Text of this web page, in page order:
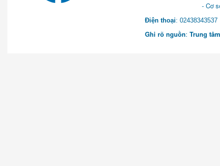
- Cơ sở 3: Số 1 Ngõ 2
Điện thoại:
Ghi rõ nguồn: Trung